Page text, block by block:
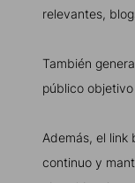
relevantes,
También
público
Además, el link
continuo y